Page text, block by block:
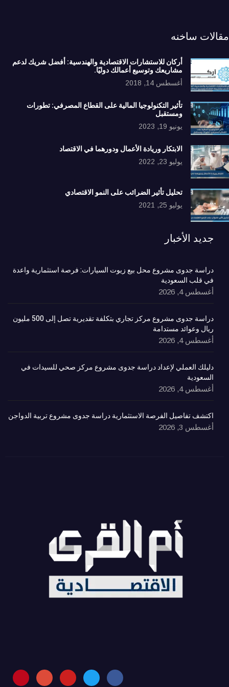
مقالات ساخنه
أركان للاستشارات الاقتصادية والهندسية: أفضل شريك لدعم
مشاريعك وتوسيع أعمالك دوليًا.
أغسطس 14, 2018
تأثير التكنولوجيا المالية على القطاع المصرفي: تطورات
ومستقبل
يونيو 19, 2023
الابتكار وريادة الأعمال ودورهما في الاقتصاد
يوليو 23, 2022
تحليل تأثير الضرائب على النمو الاقتصادي
يوليو 25, 2021
جديد الأخبار
دراسة جدوى مشروع محل بيع زيوت السيارات: فرصة استثمارية واعدة
في قلب السعودية
أغسطس 4, 2026
دراسة جدوى مشروع مركز تجاري بتكلفة تقديرية تصل إلى 500 مليون
ريال وعوائد مستدامة
أغسطس 4, 2026
دليلك العملي لإعداد دراسة جدوى مشروع مركز صحي للسيدات في
السعودية
أغسطس 4, 2026
اكتشف تفاصيل الفرصة الاستثمارية دراسة جدوى مشروع تربية الدواجن
أغسطس 3, 2026